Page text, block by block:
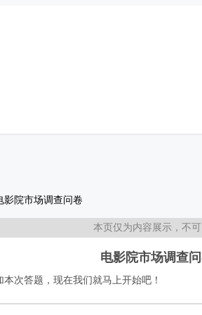
影院市场调查问卷
本页仅为内容展示，不
电影院市场调查
次答题，现在我们就马上开始吧！